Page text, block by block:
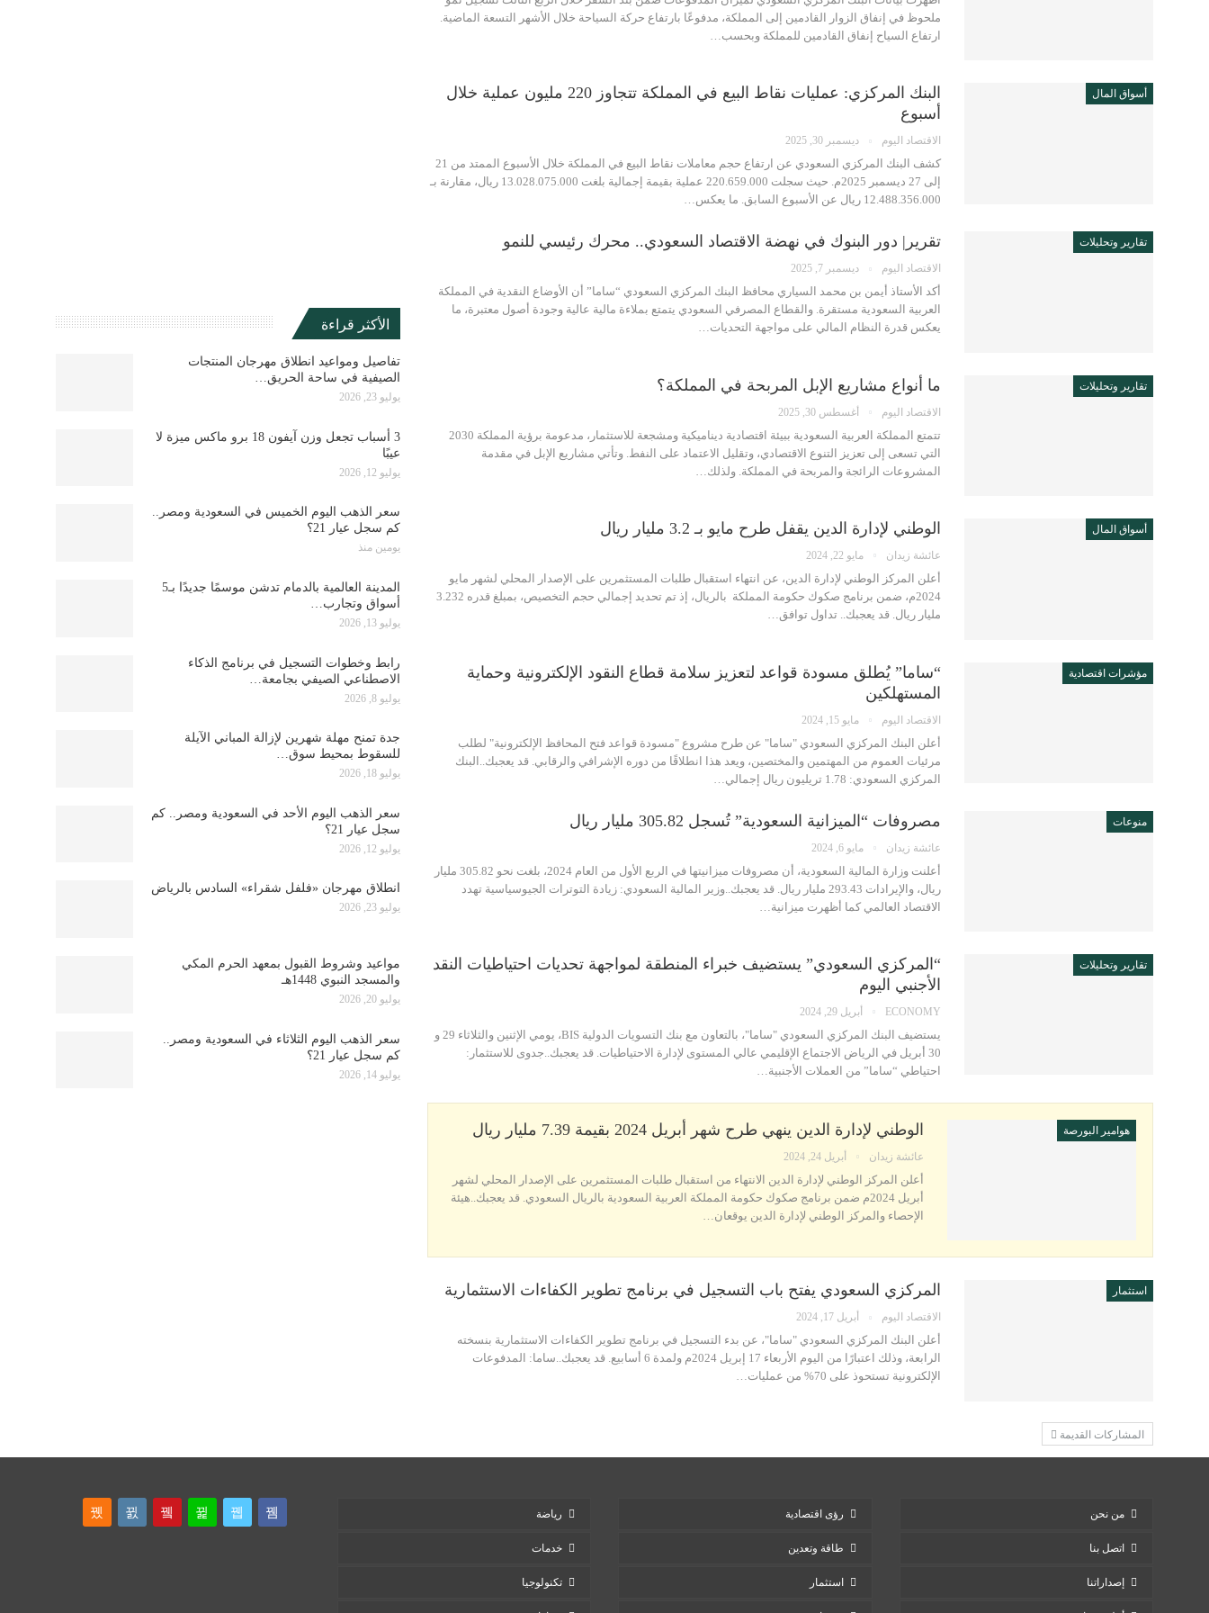
ملحوظ في إنفاق الزوار القادمين إلى المملكة، مدفوعًا بارتفاع حركة السياحة خلال الأشهر التسعة الماضية.
ارتفاع السياح إنفاق القادمين للمملكة وبحسب…
أسواق المال
البنك المركزي: عمليات نقاط البيع في المملكة تتجاوز 220 مليون عملية خلال
أسبوع
الاقتصاد اليوم ديسمبر 30, 2025
كشف البنك المركزي السعودي عن ارتفاع حجم معاملات نقاط البيع في المملكة خلال الأسبوع الممتد من 21
إلى 27 ديسمبر 2025م. حيث سجلت 220.659.000 عملية بقيمة إجمالية بلغت 13.028.075.000 ريال، مقارنة بـ
12.488.356.000 ريال عن الأسبوع السابق. ما يعكس…
تقارير وتحليلات تقرير| دور البنوك في نهضة الاقتصاد السعودي.. محرك رئيسي للنمو
الاقتصاد اليوم ديسمبر 7, 2025
أكد الأستاذ أيمن بن محمد السياري محافظ البنك المركزي السعودي “ساما” أن الأوضاع النقدية في المملكة
العربية السعودية مستقرة. والقطاع المصرفي السعودي يتمتع بملاءة مالية عالية وجودة أصول معتبرة، ما
يعكس قدرة النظام المالي على مواجهة التحديات…
تقارير وتحليلات ما أنواع مشاريع الإبل المربحة في المملكة؟
الاقتصاد اليوم أغسطس 30, 2025
تتمتع المملكة العربية السعودية ببيئة اقتصادية ديناميكية ومشجعة للاستثمار، مدعومة برؤية المملكة 2030
التي تسعى إلى تعزيز التنوع الاقتصادي، وتقليل الاعتماد على النفط. وتأتي مشاريع الإبل في مقدمة
المشروعات الرائجة والمربحة في المملكة. ولذلك…
أسواق المال الوطني لإدارة الدين يقفل طرح مايو بـ 3.2 مليار ريال
عائشة زيدان مايو 22, 2024
أعلن المركز الوطني لإدارة الدين، عن انتهاء استقبال طلبات المستثمرين على الإصدار المحلي لشهر مايو
2024م، ضمن برنامج صكوك حكومة المملكة بالريال، إذ تم تحديد إجمالي حجم التخصيص، بمبلغ قدره 3.232
مليار ريال. قد يعجبك.. تداول توافق…
مؤشرات اقتصادية
“ساما” يُطلق مسودة قواعد لتعزيز سلامة قطاع النقود الإلكترونية وحماية
المستهلكين
الاقتصاد اليوم مايو 15, 2024
أعلن البنك المركزي السعودي "ساما" عن طرح مشروع "مسودة قواعد فتح المحافظ الإلكترونية" لطلب
مرئيات العموم من المهتمين والمختصين، ويعد هذا انطلاقًا من دوره الإشرافي والرقابي. قد يعجبك..البنك
المركزي السعودي: 1.78 تريليون ريال إجمالي…
منوعات مصروفات “الميزانية السعودية” تُسجل 305.82 مليار ريال
عائشة زيدان مايو 6, 2024
أعلنت وزارة المالية السعودية، أن مصروفات ميزانيتها في الربع الأول من العام 2024، بلغت نحو 305.82 مليار
ريال، والإيرادات 293.43 مليار ريال. قد يعجبك..وزير المالية السعودي: زيادة التوترات الجيوسياسية تهدد
الاقتصاد العالمي كما أظهرت ميزانية…
تقارير وتحليلات
“المركزي السعودي” يستضيف خبراء المنطقة لمواجهة تحديات احتياطيات النقد
الأجنبي اليوم
ECONOMY أبريل 29, 2024
يستضيف البنك المركزي السعودي "ساما"، بالتعاون مع بنك التسويات الدولية BIS، يومي الإثنين والثلاثاء 29 و
30 أبريل في الرياض الاجتماع الإقليمي عالي المستوى لإدارة الاحتياطيات. قد يعجبك..جدوى للاستثمار:
احتياطي “ساما” من العملات الأجنبية…
هوامير البورصة الوطني لإدارة الدين ينهي طرح شهر أبريل 2024 بقيمة 7.39 مليار ريال
عائشة زيدان أبريل 24, 2024
​أعلن المركز الوطني لإدارة الدين الانتهاء من استقبال طلبات المستثمرين على الإصدار المحلي لشهر
أبريل 2024م ضمن برنامج صكوك حكومة المملكة العربية السعودية بالريال السعودي. قد يعجبك..هيئة
الإحصاء والمركز الوطني لإدارة الدين يوقعان…
استثمار المركزي السعودي يفتح باب التسجيل في برنامج تطوير الكفاءات الاستثمارية
الاقتصاد اليوم أبريل 17, 2024
أعلن البنك المركزي السعودي "ساما"، عن بدء التسجيل في برنامج تطوير الكفاءات الاستثمارية بنسخته
الرابعة، وذلك اعتبارًا من اليوم الأربعاء 17 إبريل 2024م ولمدة 6 أسابيع. قد يعجبك..ساما: المدفوعات
الإلكترونية تستحوذ على 70% من عمليات…
المشاركات القديمة
الأكثر قراءة
تفاصيل ومواعيد انطلاق مهرجان المنتجات
الصيفية في ساحة الحريق…
يوليو 23, 2026
3 أسباب تجعل وزن آيفون 18 برو ماكس ميزة لا
عيبًا
يوليو 12, 2026
سعر الذهب اليوم الخميس في السعودية ومصر..
كم سجل عيار 21؟
يومين منذ
المدينة العالمية بالدمام تدشن موسمًا جديدًا بـ5
أسواق وتجارب…
يوليو 13, 2026
رابط وخطوات التسجيل في برنامج الذكاء
الاصطناعي الصيفي بجامعة…
يوليو 8, 2026
جدة تمنح مهلة شهرين لإزالة المباني الآيلة
للسقوط بمحيط سوق…
يوليو 18, 2026
سعر الذهب اليوم الأحد في السعودية ومصر.. كم
سجل عيار 21؟
يوليو 12, 2026
انطلاق مهرجان «فلفل شقراء» السادس بالرياض
يوليو 23, 2026
مواعيد وشروط القبول بمعهد الحرم المكي
والمسجد النبوي 1448هـ
يوليو 20, 2026
سعر الذهب اليوم الثلاثاء في السعودية ومصر..
كم سجل عيار 21؟
يوليو 14, 2026
من نحن
اتصل بنا
إصداراتنا
رؤى اقتصادية
طاقة وتعدين
استثمار
رياضة
خدمات
تكنولوجيا